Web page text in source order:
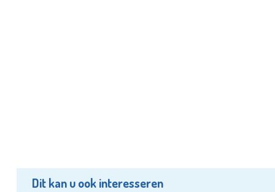
Dit kan u ook interesseren